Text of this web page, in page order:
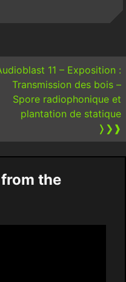
11 – Exposition :
Transmission des bois –
Spore radiophonique et
plantation de statique
❭❯❱
the